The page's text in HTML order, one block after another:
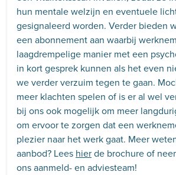
hun mentale welzijn en eventuele
gesignaleerd worden. Verder bieden
een abonnement aan waarbij
laagdrempelige manier met een
in kort gesprek kunnen als het even
we verder verzuim tegen te gaan.
meer klachten spelen of is er al wel
bij ons ook mogelijk om meer
om ervoor te zorgen dat een
plezier naar het werk gaat. Meer
aanbod? Lees hierde brochure of
ons aanmeld- en adviesteam!